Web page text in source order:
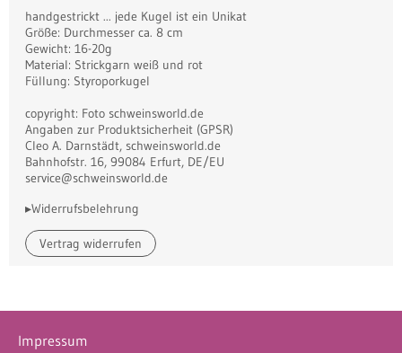
handgestrickt ... jede Kugel ist ein Unikat
Größe: Durchmesser ca. 8 cm
Gewicht: 16-20g
Material: Strickgarn weiß und rot
Füllung: Styroporkugel
copyright: Foto schweinsworld.de
Angaben zur Produktsicherheit (GPSR)
Cleo A. Darnstädt, schweinsworld.de
Bahnhofstr. 16, 99084 Erfurt, DE/EU
service@schweinsworld.de
▸Widerrufsbelehrung
Vertrag widerrufen
Impressum